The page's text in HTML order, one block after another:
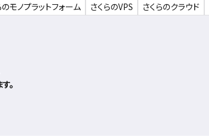
のモノプラットフォーム さくらのVPS さくらのクラウド
。